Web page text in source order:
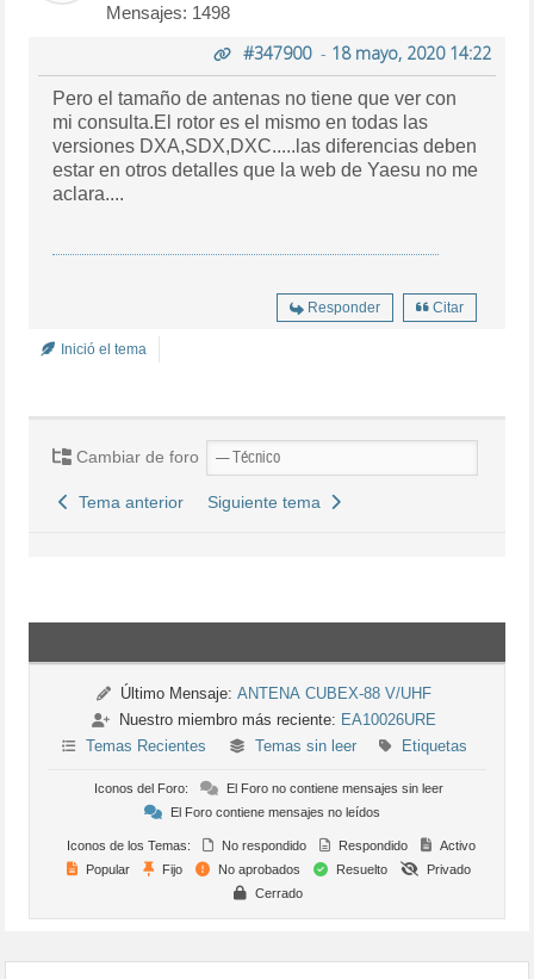
Mensajes: 1498
#347900- 18 mayo, 2020 14:22
Pero el tamaño de antenas no tiene que ver con
mi consulta.El rotor es el mismo en todas las
versiones DXA,SDX,DXC.....las diferencias deben
estar en otros detalles que la web de Yaesu no me
aclara....
Responder Citar
Inició el tema
Cambiar de foro
Tema anterior Siguiente tema
Último Mensaje: ANTENA CUBEX-88 V/UHF
Nuestro miembro más reciente: EA10026URE
Temas Recientes
Temas sin leer Etiquetas
Iconos del Foro:
El Foro no contiene mensajes sin leer
El Foro contiene mensajes no leídos
Iconos de los Temas: No respondido Respondido
Activo
Popular
Fijo No aprobados Resuelto
Privado
Cerrado